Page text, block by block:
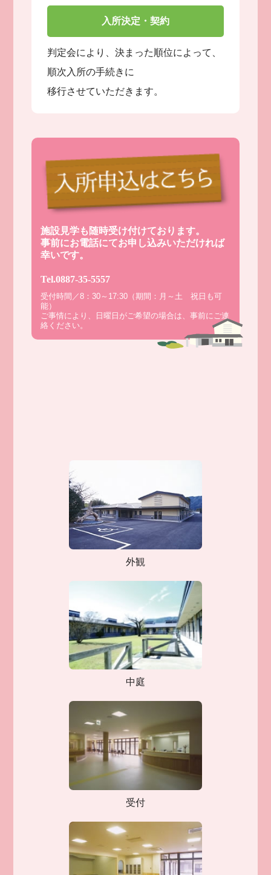
入所決定・契約
判定会により、決まった順位によって、
順次入所の手続きに
移行させていただきます。
施設見学も随時受け付けております。
事前にお電話にてお申し込みいただければ
幸いです。
Tel.0887-35-5557
受付時間／8：30～17:30（期間：月～土 祝日も可
能）
ご事情により、日曜日がご希望の場合は、事前にご連
絡ください。
外観
中庭
受付